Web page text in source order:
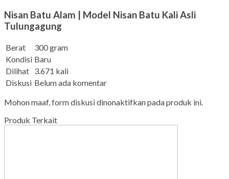
Nisan Batu Alam | Model Nisan Batu Kali Asli
Tulungagung
Berat
300 gram
Kondisi Baru
Dilihat 3.671 kali
Diskusi Belum ada komentar
Mohon maaf, form diskusi dinonaktifkan pada produk ini.
Produk Terkait